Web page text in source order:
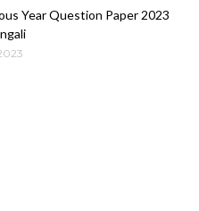
Year Question Paper 2023